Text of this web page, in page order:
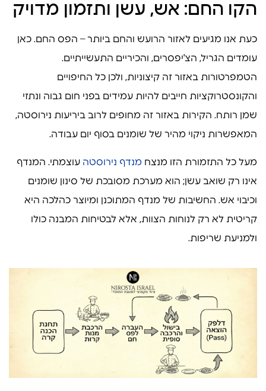
הקו החם: אש, עשן ותזמון מדויק
כעת אנו מגיעים לאזור הרועש והחם ביותר – הפס החם. כאן
עומדים הגריל, הצ'יפסרים, והכיריים התעשייתיים.
הטמפרטורות באזור זה קיצוניות, ולכן כל החיפויים
והקונסטרוקציות חייבים להיות עמידים בפני חום גבוה ונתזי
שמן רותח. הקירות באזור זה מחופים לרוב ביריעות נירוסטה,
המאפשרות ניקוי מהיר של שומנים בסוף יום עבודה.
מעל כל התזמורת הזו מנצח מנדף נירוסטה עוצמתי. המנדף
אינו רק שואב עשן; הוא מערכת מסובכת של סינון שומנים
וכיבוי אש. החשיבות של מנדף המתוכנן ומיוצר כהלכה היא
קריטית לא רק לנוחות הצוות, אלא לבטיחות המבנה כולו
ולמניעת שריפות.